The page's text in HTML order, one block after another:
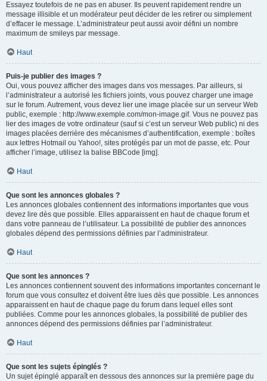
Essayez toutefois de ne pas en abuser. Ils peuvent rapidement rendre un
message illisible et un modérateur peut décider de les retirer ou simplement
d’effacer le message. L’administrateur peut aussi avoir défini un nombre
maximum de smileys par message.
Haut
Puis-je publier des images ?
Oui, vous pouvez afficher des images dans vos messages. Par ailleurs, si
l’administrateur a autorisé les fichiers joints, vous pouvez charger une image
sur le forum. Autrement, vous devez lier une image placée sur un serveur Web
public, exemple : http://www.exemple.com/mon-image.gif. Vous ne pouvez pas
lier des images de votre ordinateur (sauf si c’est un serveur Web public) ni des
images placées derrière des mécanismes d’authentification, exemple : boîtes
aux lettres Hotmail ou Yahoo!, sites protégés par un mot de passe, etc. Pour
afficher l’image, utilisez la balise BBCode [img].
Haut
Que sont les annonces globales ?
Les annonces globales contiennent des informations importantes que vous
devez lire dès que possible. Elles apparaissent en haut de chaque forum et
dans votre panneau de l’utilisateur. La possibilité de publier des annonces
globales dépend des permissions définies par l’administrateur.
Haut
Que sont les annonces ?
Les annonces contiennent souvent des informations importantes concernant le
forum que vous consultez et doivent être lues dès que possible. Les annonces
apparaissent en haut de chaque page du forum dans lequel elles sont
publiées. Comme pour les annonces globales, la possibilité de publier des
annonces dépend des permissions définies par l’administrateur.
Haut
Que sont les sujets épinglés ?
Un sujet épinglé apparaît en dessous des annonces sur la première page du